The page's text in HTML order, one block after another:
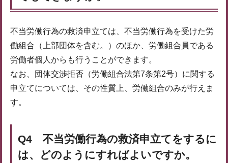
不当労働行為の救済申立ては、不当労働行為を受けた労
働組合（上部団体を含む。）のほか、労働組合員である
労働者個人からも行うことができます。
なお、団体交渉拒否（労働組合法第7条第2号）に関する
申立てについては、その性質上、労働組合のみが行えま
す。
Q4 不当労働行為の救済申立てをするに
は、どのようにすればよいですか。